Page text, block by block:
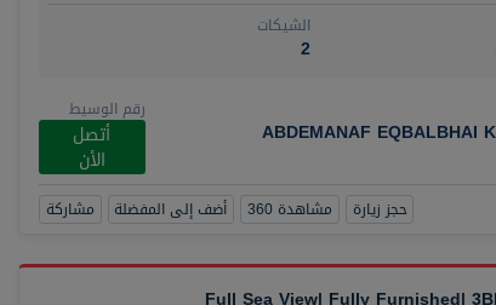
الشيكات
2
ABDEMANAF EQBALBHAI
رقم الوسيط
أتصل
الأن
حجز زيارة مشاهدة 360 أضف إلى المفضلة مشاركة